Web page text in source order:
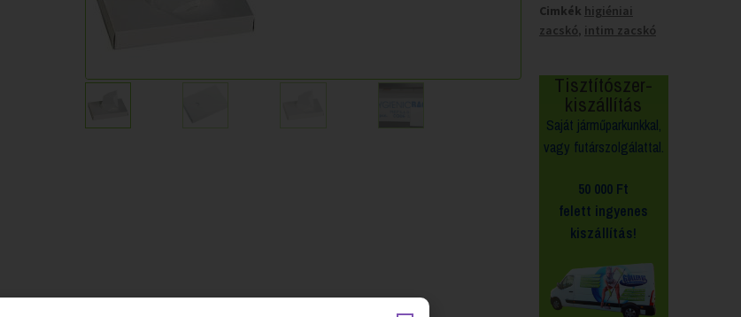
Cimkék higiéniai
zacskó intim zacskó
Tisztítószer-
kiszállítás
Saját járműparkunkkal,
vagy futárszolgálattal.
50 000 Ft
felett ingyenes
kiszállítás!